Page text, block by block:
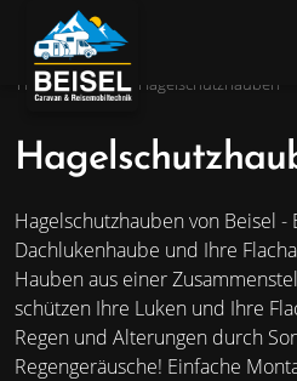
Home » Shop » Hagelschutzhauben
Hagelschutzhauben von Beisel -
Dachlukenhaube und Ihre
Hauben aus einer
schützen Ihre Luken und Ihre
Regen und Alterungen durch
Regengeräusche! Einfache